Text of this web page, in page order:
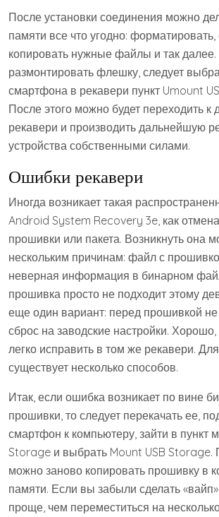
После установки соединения можно
памяти все что угодно: форматировать,
копировать нужные файлы и так далее.
размонтировать флешку, следует
смартфона в рекавери пункт Umount
После этого можно будет переходить к
рекавери и производить дальнейшую
устройства собственными силами.
Ошибки рекавери
Иногда возникает такая
Android System Recovery 3e, как
прошивки или пакета. Возникнуть она
нескольким причинам: файл с
неверная информация в бинарном
прошивка просто не подходит этому
еще один вариант: перед прошивкой
сброс на заводские настройки.
легко исправить в том же рекавери.
существует несколько способов.
Итак, если ошибка возникает по вине
прошивки, то следует перекачать ее,
смартфон к компьютеру, зайти в пункт
Storage и выбрать Mount USB Storage.
можно заново копировать прошивку в
памяти. Если вы забыли сделать
проще, чем переместиться на